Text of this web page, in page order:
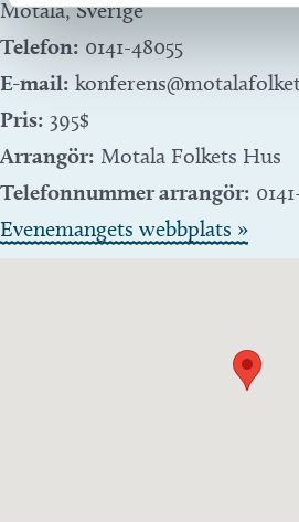
Motala, Sverige
Telefon: 0141-48055
E-mail:
Pris: 395$
Arrangör: Motala Folkets Hus
Telefonnummer arrangör:
Evenemangets webbplats »